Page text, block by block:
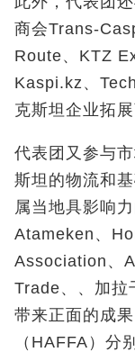
商会Trans-
Route​、KTZ
Kaspi.kz、
克斯坦企业拓
代表团又参与
斯坦的物流和
属当地具影响
Atameken、
Association、
Trade、、加拉
带来正面的成
（HAFFA）分